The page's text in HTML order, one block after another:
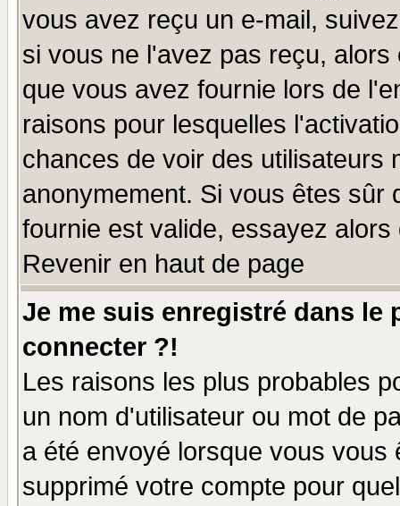
vous avez reçu un e-mail,
si vous ne l'avez pas reçu,
que vous avez fournie lors de
raisons pour lesquelles
chances de voir des utilisateurs
anonymement. Si vous êtes sûr
fournie est valide, essayez
Revenir en haut de page
Je me suis enregistré dans le
connecter ?!
Les raisons les plus probables
un nom d'utilisateur ou mot de
a été envoyé lorsque vous
supprimé votre compte pour